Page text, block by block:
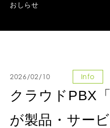
おしらせ
2026/02/10 Info
クラウドPBX
が製品・サー